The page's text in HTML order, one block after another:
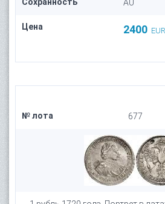
AU
Цена 2400 EUR
№ лота 677